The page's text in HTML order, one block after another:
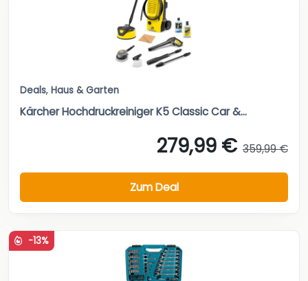
Deals, Haus & Garten
Kärcher Hochdruckreiniger K5 Classic Car &...
279,99 € 359,99 €
Zum Deal
-13%